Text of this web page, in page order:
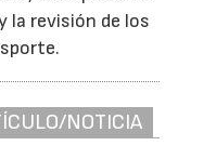
la revisión de los
NOTICIA